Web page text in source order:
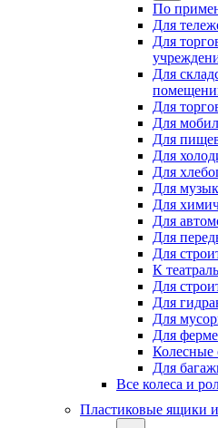
По
Для
Для
Для
Для
Для
Для
Для
Для
Для
Для
Для
Для
Для
К
Для
Для
Для
Для
Колесные
Для
Все колеса и
Пластиковые ящики